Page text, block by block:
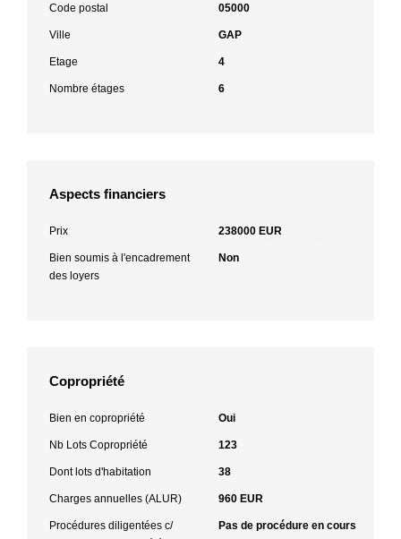
Code postal 05000
Ville GAP
Etage 4
Nombre étages 6
Aspects financiers
Prix 238000 EUR
Bien soumis à l'encadrement
des loyers
Non
Copropriété
Bien en copropriété Oui
Nb Lots Copropriété 123
Dont lots d'habitation 38
Charges annuelles (ALUR) 960 EUR
Procédures diligentées c/
Pas de procédure en cours